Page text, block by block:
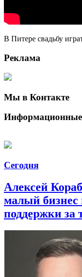
В Питере свадьбу
Реклама
Мы в Контакте
Сегодня
Алексей
малый бизнес
поддержки за